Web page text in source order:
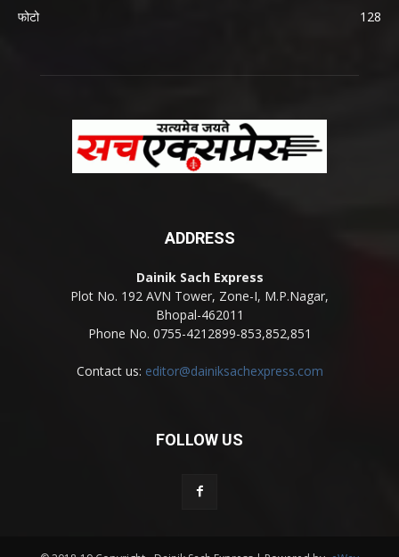
फोटो
128
ADDRESS
Dainik Sach Express
Plot No. 192 AVN Tower, Zone-I, M.P.Nagar,
Bhopal-462011
Phone No. 0755-4212899-853,852,851
Contact us: editor@dainiksachexpress.com
FOLLOW US